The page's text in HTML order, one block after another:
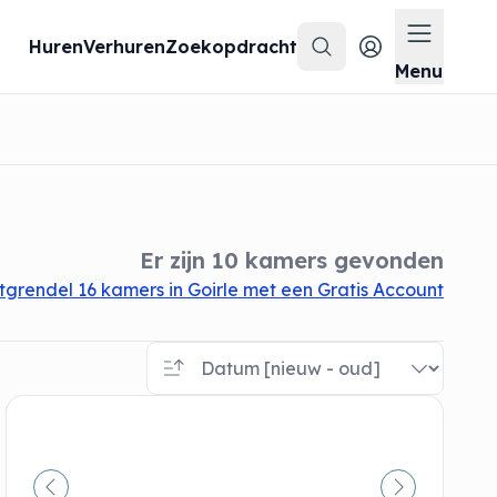
HurenVerhurenZoekopdracht
Zoeken
Menu
Menu
Er zijn 10 kamers gevonden
16 kamers in Goirle met een Gratis Account